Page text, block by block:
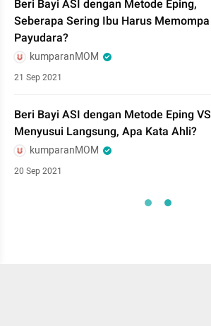
Beri Bayi ASI dengan Metode Eping,
Seberapa Sering Ibu Harus Memompa
Payudara?
kumparanMOM
21 Sep 2021
Beri Bayi ASI dengan Metode Eping VS
Menyusui Langsung, Apa Kata Ahli?
kumparanMOM
20 Sep 2021